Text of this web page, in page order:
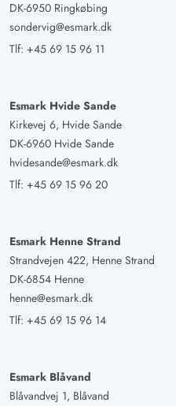
DK-6950 Ringkøbing
sondervig@esmark.dk
Tlf: +45 69 15 96 11
Esmark Hvide Sande
Kirkevej 6, Hvide Sande
DK-6960 Hvide Sande
hvidesande@esmark.dk
Tlf: +45 69 15 96 20
Esmark Henne Strand
Strandvejen 422, Henne Strand
DK-6854 Henne
henne@esmark.dk
Tlf: +45 69 15 96 14
Esmark Blåvand
Blåvandvej 1, Blåvand